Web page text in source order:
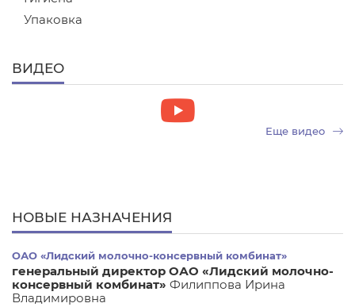
Упаковка
ВИДЕО
Еще видео
НОВЫЕ НАЗНАЧЕНИЯ
ОАО «Лидский молочно-консервный комбинат»
генеральный директор ОАО «Лидский молочно-
консервный комбинат» Филиппова Ирина
Владимировна